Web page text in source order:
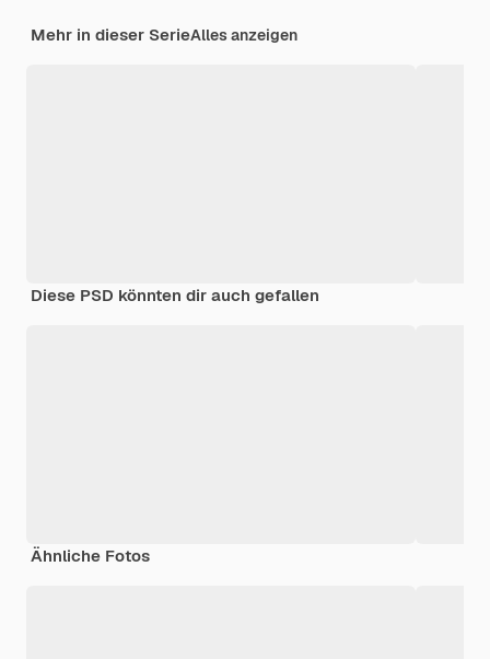
Mehr in dieser SerieAlles anzeigen
Diese PSD könnten dir auch gefallen
Ähnliche Fotos